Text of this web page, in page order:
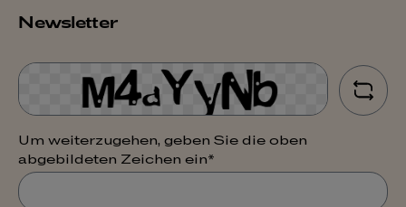
Newsletter
Um weiterzugehen, geben Sie die oben
abgebildeten Zeichen ein*